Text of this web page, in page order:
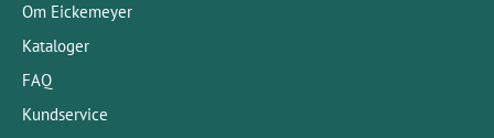
Om Eickemeyer
Kataloger
FAQ
Kundservice